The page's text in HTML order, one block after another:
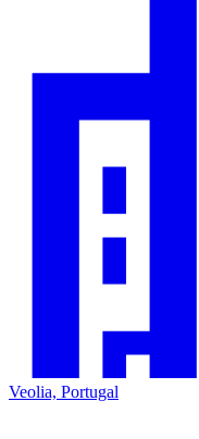
Veolia, Portugal